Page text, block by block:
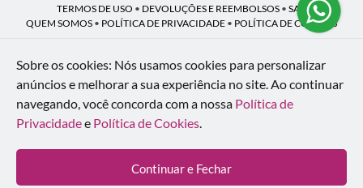
TERMOS DE USO • DEVOLUÇÕES E REEMBOLSOS • SAC
QUEM SOMOS • POLÍTICA DE PRIVACIDADE • POLÍTICA DE COOKIES
Flores Buruquê | CNPJ: 53.136.758/0001-18
Rua Coronel João Guilherme Guimarães, 1640 - Bom Retiro - Curitiba - PR -
80520-280
WhatsApp: (41) 98154-876| Telefone: (41) 9 9815-4876
© 2024-2026 - Todos os direitos reservados - Desenvolvido por
Inteligentes
Sobre os cookies: Nós usamos cookies para personalizar
anúncios e melhorar a sua experiência no site.Ao continuar
navegando, você concorda com a nossa Política de
Privacidadee Política de Cookies.
Continuar e Fechar